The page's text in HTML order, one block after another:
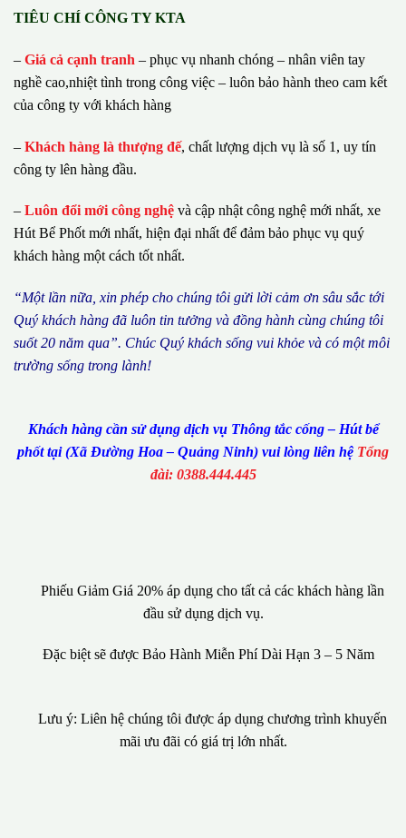
TIÊU CHÍ CÔNG TY KTA
– Giá cả cạnh tranh – phục vụ nhanh chóng – nhân viên tay
nghề cao,nhiệt tình trong công việc – luôn bảo hành theo cam kết
của công ty với khách hàng
– Khách hàng là thượng đế, chất lượng dịch vụ là số 1, uy tín
công ty lên hàng đầu.
– Luôn đổi mới công nghệ và cập nhật công nghệ mới nhất, xe
Hút Bể Phốt mới nhất, hiện đại nhất để đảm bảo phục vụ quý
khách hàng một cách tốt nhất.
“Một lần nữa, xin phép cho chúng tôi gửi lời cảm ơn sâu sắc tới
Quý khách hàng đã luôn tin tưởng và đồng hành cùng chúng tôi
suốt 20 năm qua”. Chúc Quý khách sống vui khỏe và có một môi
trường sống trong lành!
Khách hàng cần sử dụng dịch vụ Thông tắc cống – Hút bể
phốt tại (Xã Đường Hoa – Quảng Ninh) vui lòng liên hệ Tổng
đài: 0388.444.445